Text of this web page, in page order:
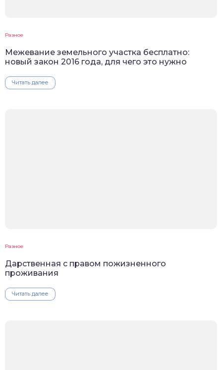
Разное
Межевание земельного участка бесплатно:
новый закон 2016 года, для чего это нужно
Читать далее
Разное
Дарственная с правом пожизненного
проживания
Читать далее